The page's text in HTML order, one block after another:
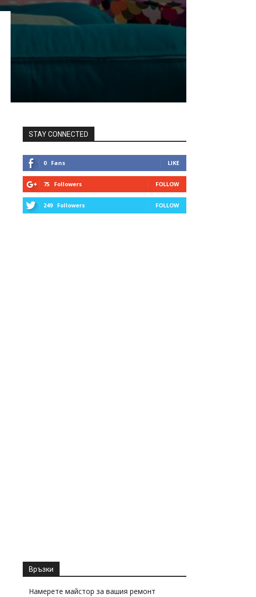
STAY CONNECTED
0 Fans LIKE
75 Followers FOLLOW
249 Followers FOLLOW
Връзки
Намерете майстор за вашия ремонт